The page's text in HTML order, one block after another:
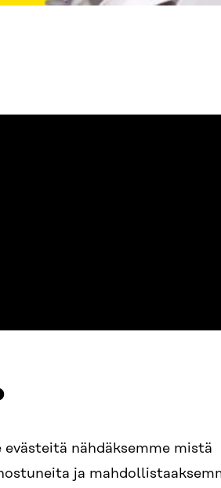
nähdäksemme mistä
ja
618 991